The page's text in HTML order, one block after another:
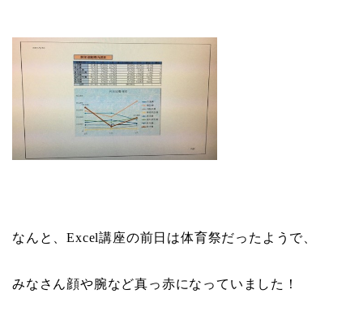
なんと、Excel講座の前日は体育祭だったようで、
みなさん顔や腕など真っ赤になっていました！